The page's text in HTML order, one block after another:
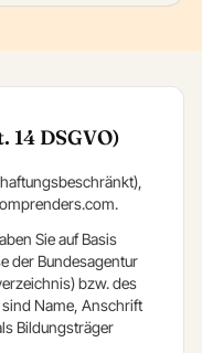
DSGVO)
.
Sie auf Basis
der Bundesagentur
bzw. des
Name, Anschrift
Bildungsträger